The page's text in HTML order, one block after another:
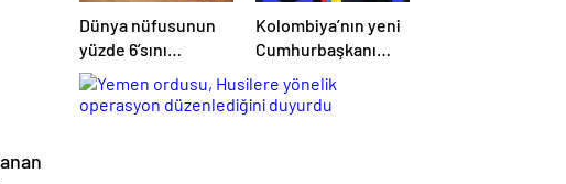
Dünya nüfusunun
yüzde 6’sını
oluşturan yerli
halklar iklim
değişikliğinin
Kolombiya’nın yeni
Cumhurbaşkanı
Abelardo de la
Espriella: Güçlü
medya ve hızlı